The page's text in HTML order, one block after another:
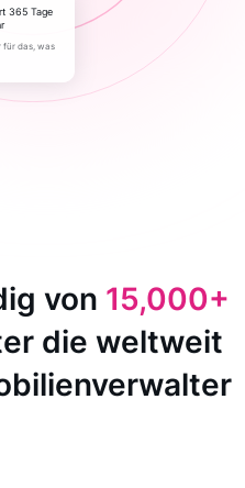
für das, was
von 15,000+
die weltweit